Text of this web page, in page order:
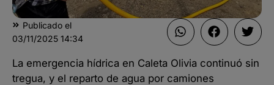
Publicado el
03/11/2025 14:34
La emergencia hídrica en Caleta Olivia continuó sin
tregua, y el reparto de agua por camiones